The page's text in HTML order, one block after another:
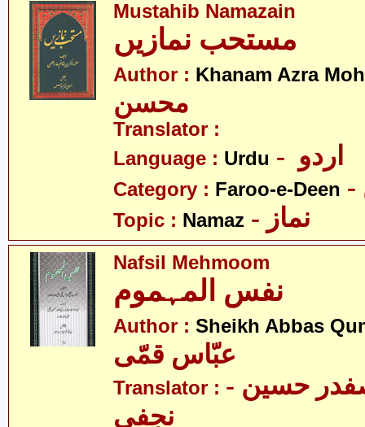
Mustahib Namazain
مستحب نمازیں
Author : Khanam Azra
Translator :
Language : Urdu
Category : Faroo-e-Deen
Topic : Namaz
Nafsil Mehmoom
نفس المہموم
Author : Sheikh Abbas
عبّاس قمّی
Translator : - علامہ سیّد صفدر حسین
نجفی